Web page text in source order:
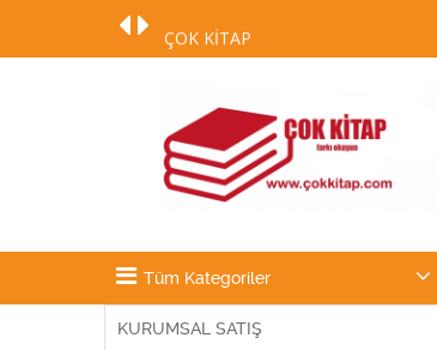
ÇOK KİTAP
Tüm Kategoriler
KURUMSAL SATIŞ